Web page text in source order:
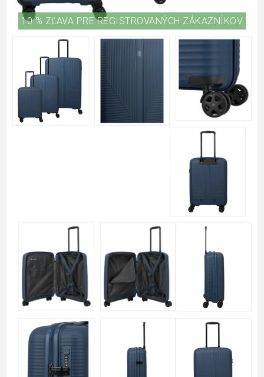
10 % ZĽAVA PRE REGISTROVANÝCH ZÁKAZNÍKOV